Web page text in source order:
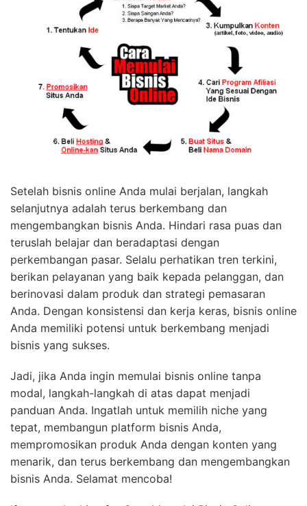
Setelah bisnis online Anda mulai berjalan, langkah
selanjutnya adalah terus berkembang dan
mengembangkan bisnis Anda. Hindari rasa puas dan
teruslah belajar dan beradaptasi dengan
perkembangan pasar. Selalu perhatikan tren terkini,
berikan pelayanan yang baik kepada pelanggan, dan
berinovasi dalam produk dan strategi pemasaran
Anda. Dengan konsistensi dan kerja keras, bisnis online
Anda memiliki potensi untuk berkembang menjadi
bisnis yang sukses.
Jadi, jika Anda ingin memulai bisnis online tanpa
modal, langkah-langkah di atas dapat menjadi
panduan Anda. Ingatlah untuk memilih niche yang
tepat, membangun platform bisnis Anda,
mempromosikan produk Anda dengan konten yang
menarik, dan terus berkembang dan mengembangkan
bisnis Anda. Selamat mencoba!